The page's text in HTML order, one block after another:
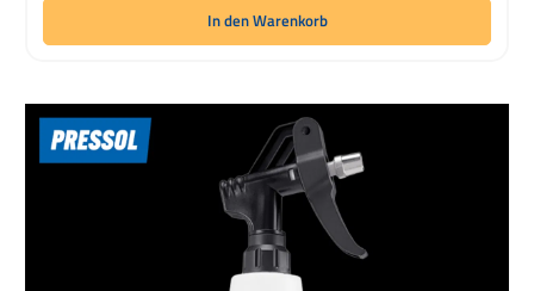
In den Warenkorb